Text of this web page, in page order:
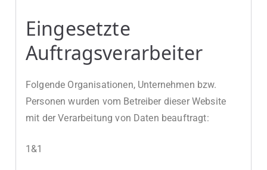
Eingesetzte
Auftragsverarbeiter
Folgende Organisationen, Unternehmen bzw.
Personen wurden vom Betreiber dieser Website
mit der Verarbeitung von Daten beauftragt:
1&1